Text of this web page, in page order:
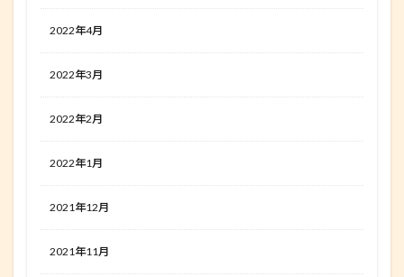
2022年4月
2022年3月
2022年2月
2022年1月
2021年12月
2021年11月